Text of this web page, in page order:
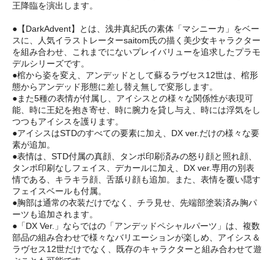
王降臨を演出します。
●【DarkAdvent】とは、浅井真紀氏の素体「マシニーカ」をベー
スに、人気イラストレーターsaitom氏の描く美少女キャラクター
を組み合わせ、これまでにないプレイバリューを追求したプラモ
デルシリーズです。
●棺から姿を変え、アンデッドとして蘇るラヴセス12世は、棺形
態からアンデッド形態に差し替え無しで変形します。
●また5種の表情が付属し、アイシスとの様々な関係性が表現可
能、時に王妃を抱き寄せ、時に腕力を貸し与え、時には浮気をし
つつもアイシスを護ります。
●アイシスはSTDのすべての要素に加え、DX ver.だけの様々な要
素が追加。
●表情は、STD付属の真顔、タンポ印刷済みの怒り顔と照れ顔、
タンポ印刷なしフェイス、デカールに加え、DX ver.専用の別表
情である、キラキラ顔、舌舐り顔も追加。また、表情を覆い隠す
フェイスベールも付属。
●胸部は通常の衣装だけでなく、チラ見せ、先端部塗装済み胸パ
ーツも追加されます。
●「DX Ver.」ならではの「アンデッドペシャルパーツ」は、複数
部品の組み合わせで様々なバリエーションが楽しめ、アイシス＆
ラヴセス12世だけでなく、既存のキャラクターと組み合わせて遊